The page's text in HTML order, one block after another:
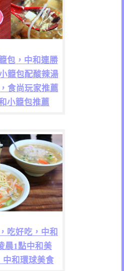
包，中和連勝
籠包配酸辣湯
食尚玩家推薦
小籠包推薦
吃好吃，中和
晨1點中和美
中和環球美食